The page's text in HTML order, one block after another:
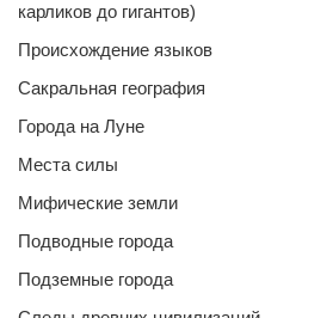
карликов до гигантов)
Происхождение языков
Сакральная география
Города на Луне
Места силы
Мифические земли
Подводные города
Подземные города